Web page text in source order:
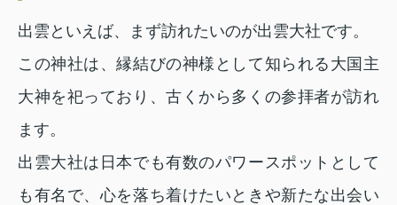
出雲といえば、まず訪れたいのが出雲大社です。
この神社は、縁結びの神様として知られる大国主
大神を祀っており、古くから多くの参拝者が訪れ
ます。
出雲大社は日本でも有数のパワースポットとして
も有名で、心を落ち着けたいときや新たな出会い